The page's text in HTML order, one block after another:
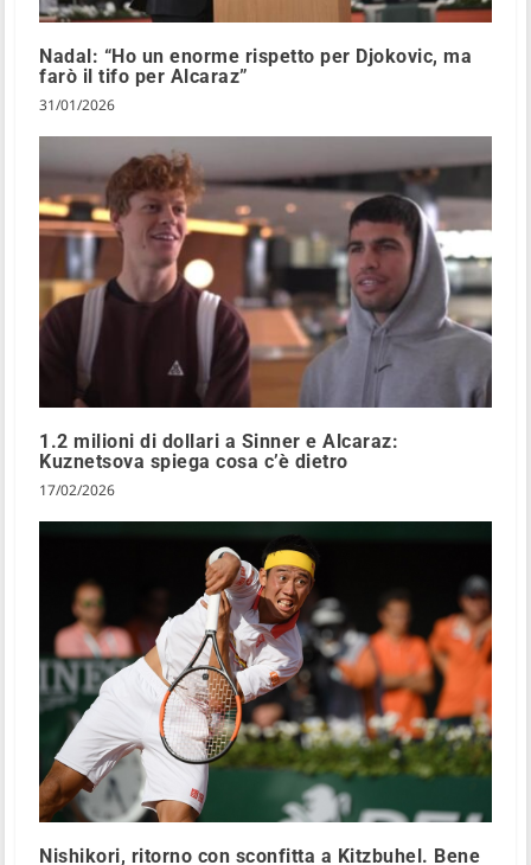
Nadal: “Ho un enorme rispetto per Djokovic, ma
farò il tifo per Alcaraz”
31/01/2026
1.2 milioni di dollari a Sinner e Alcaraz:
Kuznetsova spiega cosa c’è dietro
17/02/2026
Nishikori, ritorno con sconfitta a Kitzbuhel. Bene